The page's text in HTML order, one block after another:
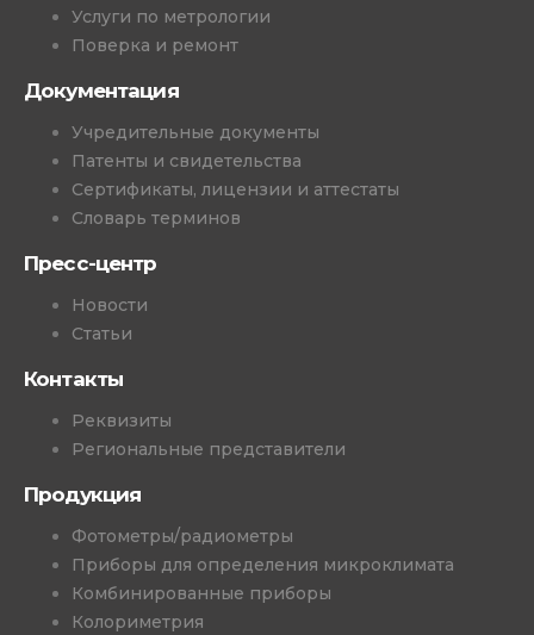
Услуги по метрологии
Поверка и ремонт
Документация
Учредительные документы
Патенты и свидетельства
Сертификаты, лицензии и аттестаты
Словарь терминов
Пресс-центр
Новости
Статьи
Контакты
Реквизиты
Региональные представители
Продукция
Фотометры/радиометры
Приборы для определения микроклимата
Комбинированные приборы
Колориметрия